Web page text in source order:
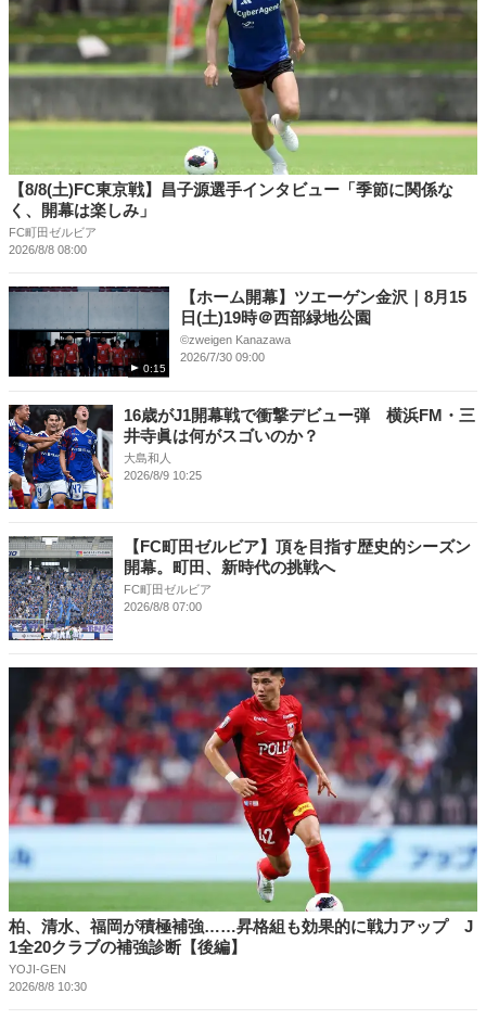
【8/8(土)FC東京戦】昌子源選手インタビュー「季節に関係な
く、開幕は楽しみ」
FC町田ゼルビア
2026/8/8 08:00
0:15
【ホーム開幕】ツエーゲン金沢｜8月15
日(土)19時＠西部緑地公園
©︎zweigen Kanazawa
2026/7/30 09:00
16歳がJ1開幕戦で衝撃デビュー弾 横浜FM・三
井寺眞は何がスゴいのか？
大島和人
2026/8/9 10:25
【FC町田ゼルビア】頂を目指す歴史的シーズン
開幕。町田、新時代の挑戦へ
FC町田ゼルビア
2026/8/8 07:00
柏、清水、福岡が積極補強……昇格組も効果的に戦力アップ J
1全20クラブの補強診断【後編】
YOJI-GEN
2026/8/8 10:30